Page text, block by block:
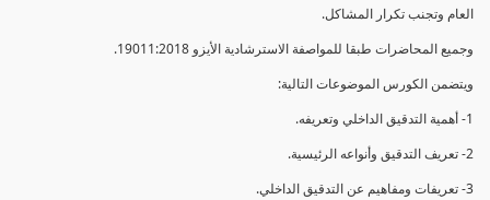
العام وتجنب تكرار المشاكل.
وجميع المحاضرات طبقا للمواصفة الاسترشادية الأيزو 19011:2018.
ويتضمن الكورس الموضوعات التالية:
1- أهمية التدقيق الداخلي وتعريفه.
2- تعريف التدقيق وأنواعه الرئيسية.
3- تعريفات ومفاهيم عن التدقيق الداخلي.